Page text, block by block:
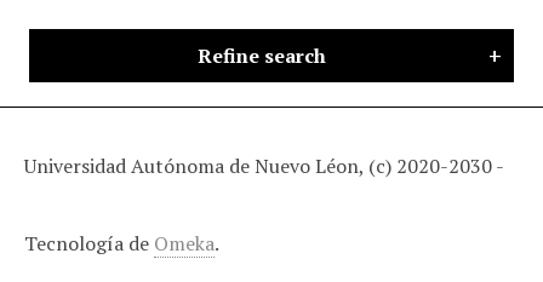
Refine search
Universidad Autónoma de Nuevo Léon, (c) 2020-2030 -
Tecnología de Omeka.